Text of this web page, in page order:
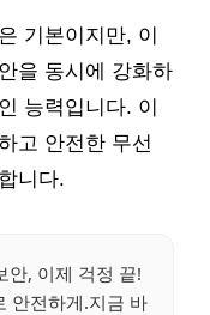
기본이지만, 이
을 동시에 강화하
능력입니다. 이
고 안전한 무선
니다.
안, 이제 걱정 끝!
안전하게.지금 바